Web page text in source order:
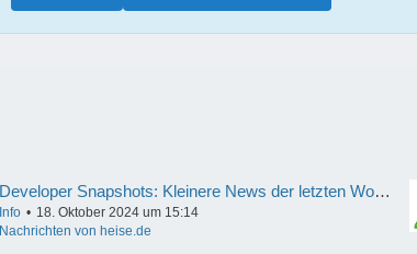
Developer Snapshots: Kleinere News der letzten Woche
Info
18. Oktober 2024 um 15:14
Nachrichten von heise.de